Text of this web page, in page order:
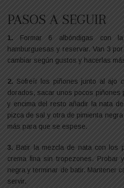
PASOS A SEGUIR
1. Formar 6 albóndigas con
hamburguesas y reservar. Van 3
cambiar según gustos y hacerlas
2. Sofreír los piñones junto al ajo
dorados, sacar unos pocos piñones
y encima del resto añadir la nata
pizca de sal y otra de pimienta
más para que se espese.
3. Batir la mezcla de nata con los
crema fina sin tropezones. Probar
negra y terminar de batir. Mantener
servir.